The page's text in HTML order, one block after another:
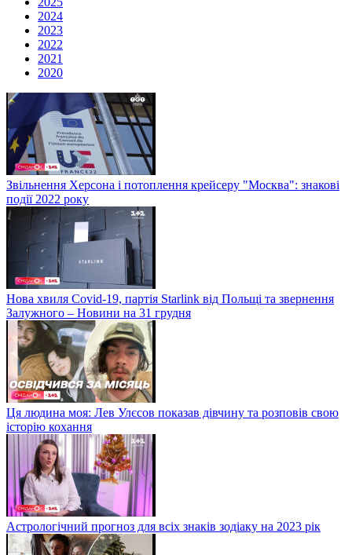
2024
2023
2022
2021
2020
Звільнення Херсона і потоплення крейсеру "Москва": знакові
події 2022 року
Нова хвиля Covid-19, партія Starlink від Польщі та звернення
Залужного – Новини на 31 грудня
Ця людина моя: Лев Улєсов показав дівчину та розповів свою
історію кохання
Астрологічний прогноз для всіх знаків зодіаку на 2023 рік